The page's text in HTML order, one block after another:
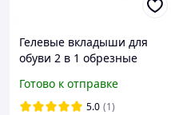
Гелевые вкладыши для
обуви 2 в 1 обрезные
силиконовые в обувь для
уменьшения давления
Готово к отправке
5.0 (1)